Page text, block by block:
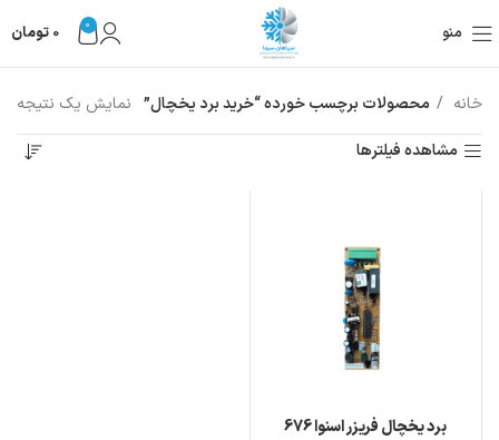
منو 0
0 تومان
خانه محصولات برچسب خورده “خرید برد یخچال” نمایش یک نتیجه
مشاهده فیلترها
برد یخچال فریزر اسنوا 676